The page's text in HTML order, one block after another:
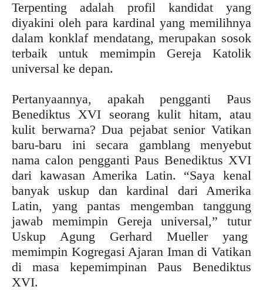
Terpenting adalah profil kandidat yang
diyakini oleh para kardinal yang memilihnya
dalam konklaf mendatang, merupakan sosok
terbaik untuk memimpin Gereja Katolik
universal ke depan.
Pertanyaannya, apakah pengganti Paus
Benediktus XVI seorang kulit hitam, atau
kulit berwarna? Dua pejabat senior Vatikan
baru-baru ini secara gamblang menyebut
nama calon pengganti Paus Benediktus XVI
dari kawasan Amerika Latin. “Saya kenal
banyak uskup dan kardinal dari Amerika
Latin, yang pantas mengemban tanggung
jawab memimpin Gereja universal,” tutur
Uskup Agung Gerhard Mueller yang
memimpin Kogregasi Ajaran Iman di Vatikan
di masa kepemimpinan Paus Benediktus
XVI.